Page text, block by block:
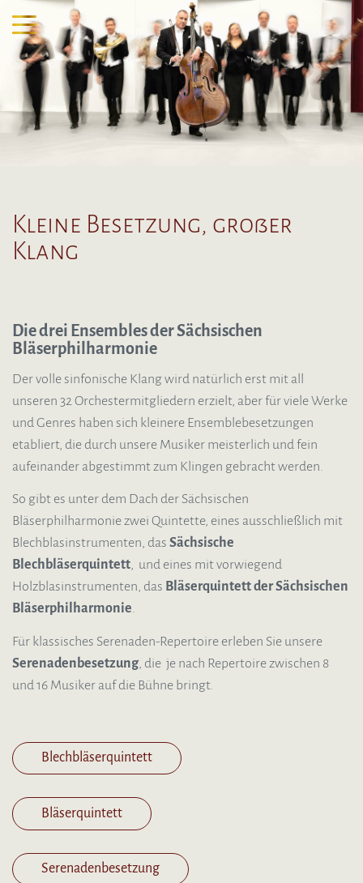
Kleine Besetzung, großer
Klang
Die drei Ensembles der Sächsischen
Bläserphilharmonie
Der volle sinfonische Klang wird natürlich erst mit all
unseren 32 Orchestermitgliedern erzielt, aber für viele Werke
und Genres haben sich kleinere Ensemblebesetzungen
etabliert, die durch unsere Musiker meisterlich und fein
aufeinander abgestimmt zum Klingen gebracht werden.
So gibt es unter dem Dach der Sächsischen
Bläserphilharmonie zwei Quintette, eines ausschließlich mit
Blechblasinstrumenten, das Sächsische
Blechbläserquintett, und eines mit vorwiegend
Holzblasinstrumenten, das Bläserquintett der Sächsischen
Bläserphilharmonie.
Für klassisches Serenaden-Repertoire erleben Sie unsere
Serenadenbesetzung, die je nach Repertoire zwischen 8
und 16 Musiker auf die Bühne bringt.
Blechbläserquintett
Bläserquintett
Serenadenbesetzung